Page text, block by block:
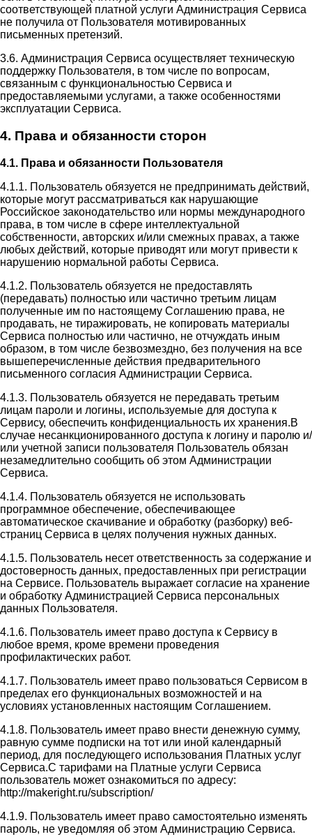
соответствующей платной услуги Администрация Сервиса
не получила от Пользователя мотивированных
письменных претензий.
3.6. Администрация Сервиса осуществляет техническую
поддержку Пользователя, в том числе по вопросам,
связанным с функциональностью Сервиса и
предоставляемыми услугами, а также особенностями
эксплуатации Сервиса.
4. Права и обязанности сторон
4.1. Права и обязанности Пользователя
4.1.1. Пользователь обязуется не предпринимать действий,
которые могут рассматриваться как нарушающие
Российское законодательство или нормы международного
права, в том числе в сфере интеллектуальной
собственности, авторских и/или смежных правах, а также
любых действий, которые приводят или могут привести к
нарушению нормальной работы Сервиса.
4.1.2. Пользователь обязуется не предоставлять
(передавать) полностью или частично третьим лицам
полученные им по настоящему Соглашению права, не
продавать, не тиражировать, не копировать материалы
Сервиса полностью или частично, не отчуждать иным
образом, в том числе безвозмездно, без получения на все
вышеперечисленные действия предварительного
письменного согласия Администрации Сервиса.
4.1.3. Пользователь обязуется не передавать третьим
лицам пароли и логины, используемые для доступа к
Сервису, обеспечить конфиденциальность их хранения.В
случае несанкционированного доступа к логину и паролю и/
или учетной записи пользователя Пользователь обязан
незамедлительно сообщить об этом Администрации
Сервиса.
4.1.4. Пользователь обязуется не использовать
программное обеспечение, обеспечивающее
автоматическое скачивание и обработку (разборку) веб-
страниц Сервиса в целях получения нужных данных.
4.1.5. Пользователь несет ответственность за содержание и
достоверность данных, предоставленных при регистрации
на Сервисе. Пользователь выражает согласие на хранение
и обработку Администрацией Сервиса персональных
данных Пользователя.
4.1.6. Пользователь имеет право доступа к Сервису в
любое время, кроме времени проведения
профилактических работ.
4.1.7. Пользователь имеет право пользоваться Сервисом в
пределах его функциональных возможностей и на
условиях установленных настоящим Соглашением.
4.1.8. Пользователь имеет право внести денежную сумму,
равную сумме подписки на тот или иной календарный
период, для последующего использования Платных услуг
Сервиса.С тарифами на Платные услуги Сервиса
пользователь может ознакомиться по адресу:
http://makeright.ru/subscription/
4.1.9. Пользователь имеет право самостоятельно изменять
пароль, не уведомляя об этом Администрацию Сервиса.